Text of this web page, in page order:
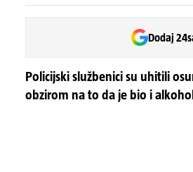
Dodaj
Policijski službenici su uhitili
obzirom na to da je bio i